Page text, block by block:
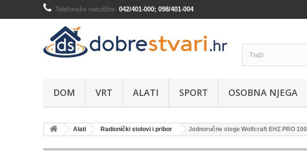
Telefonske narudžbe: 042/401-000; 098/401-004
DOM VRT ALATI SPORT OSOBNA NJEGA
Alati Radionički stolovi i pribor Jednoručne stege Wolfcraft EHZ PRO 100